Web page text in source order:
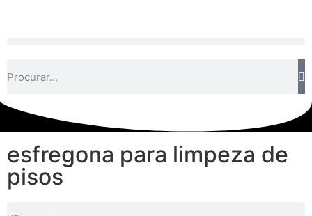
esfregona para limpeza de
pisos